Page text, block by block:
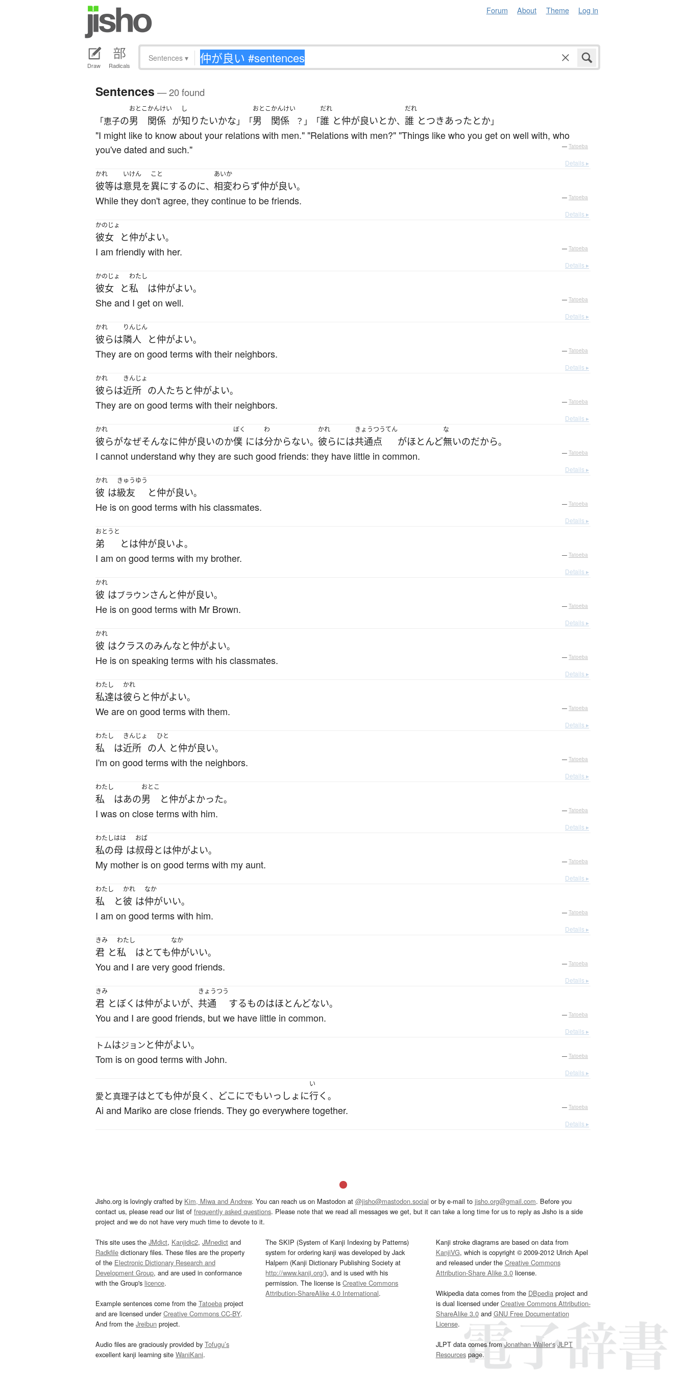
Forum About Theme Log in
Draw Radicals
Sentences ▾
Sentences — 20 found
「恵子の
おとこ
男
かんけい
関係 が
し
知りたいかな 」「
おとこ
男
かんけい
関係 ？」「
だれ
誰 と仲が良いとか、
だれ
誰 とつきあったとか」
"I might like to know about your relations with men." "Relations with men?" "Things like who you get on well with, who
you've dated and such."
— Tatoeba
Details ▸
かれ
彼等は
いけん
意見を
こと
異にするのに、
あいか
相変わらず仲が良い。
While they don't agree, they continue to be friends. — Tatoeba
Details ▸
かのじょ
彼女 と仲がよい。
I am friendly with her. — Tatoeba
Details ▸
かのじょ
彼女 と
わたし
私 は仲がよい。
She and I get on well. — Tatoeba
Details ▸
かれ
彼らは
りんじん
隣人 と仲がよい。
They are on good terms with their neighbors. — Tatoeba
Details ▸
かれ
彼らは
きんじょ
近所 の人たち と仲がよい。
They are on good terms with their neighbors. — Tatoeba
Details ▸
かれ
彼らがなぜそんなに仲が良いのか
ぼく
僕 には
わ
分からない。
かれ
彼らには
きょうつうてん
共通点 がほとんど
な
無いのだから。
I cannot understand why they are such good friends: they have little in common. — Tatoeba
Details ▸
かれ
彼 は
きゅうゆう
級友 と仲が良い。
He is on good terms with his classmates. — Tatoeba
Details ▸
おとうと
弟 とは仲が良いよ。
I am on good terms with my brother. — Tatoeba
Details ▸
かれ
彼 はブラウンさんと仲が良い。
He is on good terms with Mr Brown. — Tatoeba
Details ▸
かれ
彼 はクラスのみんなと仲がよい。
He is on speaking terms with his classmates. — Tatoeba
Details ▸
わたし
私達は
かれ
彼ら と仲がよい。
We are on good terms with them. — Tatoeba
Details ▸
わたし
私 は
きんじょ
近所 の
ひと
人 と仲が良い。
I'm on good terms with the neighbors. — Tatoeba
Details ▸
わたし
私 はあの
おとこ
男 と仲がよかった。
I was on close terms with him. — Tatoeba
Details ▸
わたし
私の
はは
母 は
おば
叔母とは仲がよい。
My mother is on good terms with my aunt. — Tatoeba
Details ▸
わたし
私 と
かれ
彼 は
なか
仲がいい。
I am on good terms with him. — Tatoeba
Details ▸
きみ
君 と
わたし
私 はとても
なか
仲がいい。
You and I are very good friends. — Tatoeba
Details ▸
きみ
君 とぼく は仲がよいが、
きょうつう
共通 するものはほとんどない。
You and I are good friends, but we have little in common. — Tatoeba
Details ▸
トムはジョンと仲がよい。
Tom is on good terms with John. — Tatoeba
Details ▸
愛と真理子はとても仲が良く 、 どこにでもいっしょ に
い
行く 。
Ai and Mariko are close friends. They go everywhere together. — Tatoeba
Details ▸
Jisho.org is lovingly crafted by Kim, Miwa and Andrew. You can reach us on Mastodon at @jisho@mastodon.social or by e-mail to jisho.org@gmail.com. Before you
contact us, please read our list of frequently asked questions. Please note that we read all messages we get, but it can take a long time for us to reply as Jisho is a side
project and we do not have very much time to devote to it.
This site uses the JMdict, Kanjidic2, JMnedict and
Radkfile dictionary files. These files are the property
of the Electronic Dictionary Research and
Development Group, and are used in conformance
with the Group's licence.
Example sentences come from the Tatoeba project
and are licensed underCreative Commons CC-BY.
And from the Jreibun project.
Audio files are graciously provided by Tofugu’s
excellent kanji learning site WaniKani.
The SKIP (System of Kanji Indexing by Patterns)
system for ordering kanji was developed by Jack
Halpern (Kanji Dictionary Publishing Society at
http://www.kanji.org/), and is used with his
permission. The license isCreative Commons
Attribution-ShareAlike 4.0 International.
Kanji stroke diagrams are based on data from
KanjiVG, which is copyright © 2009-2012 Ulrich Apel
and released under the Creative Commons
Attribution-Share Alike 3.0license.
Wikipedia data comes from the DBpediaproject and
is dual licensed underCreative Commons Attribution-
ShareAlike 3.0and GNU Free Documentation
License.
JLPT data comes fromJonathan Waller‘s JLPT
Resourcespage.